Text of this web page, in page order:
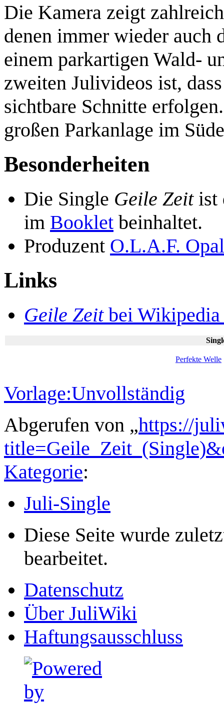
Die Kamera zeigt
denen immer wieder auch
einem parkartigen Wald-
zweiten Julivideos ist,
sichtbare Schnitte
großen Parkanlage im
Besonderheiten
Die Single Geile Zeitist
im Booklet beinhaltet.
Produzent O.L.A.F. Opal
Links
Geile Zeitbei
Perfekte Welle
Vorlage:Unvollständig
Abgerufen von „https://
Kategorie:
Juli-Single
Diese Seite wurde
bearbeitet.
Datenschutz
Über JuliWiki
Haftungsausschluss